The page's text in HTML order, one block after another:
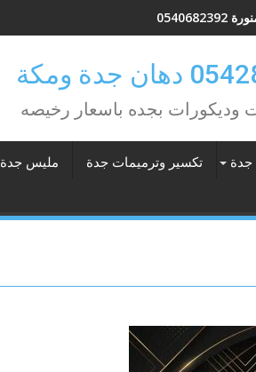
جدة ومكة
وديكورات بجده باسعار رخيصه
جدة تكسير وترميمات جدة مليس جدة